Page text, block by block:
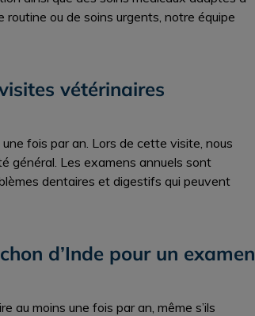
ou de soins urgents, notre équipe
vétérinaires
fois par an. Lors de cette visite, nous
général. Les examens annuels sont
dentaires et digestifs qui peuvent
d’Inde pour un examen
au moins une fois par an, même s’ils